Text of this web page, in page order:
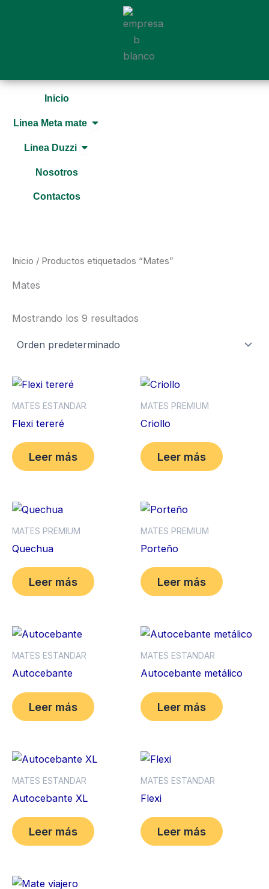
Inicio
Linea Meta mate Open Linea Meta mate
Linea Duzzi Open Linea Duzzi
Nosotros
Contactos
Inicio / Productos etiquetados “Mates”
Mates
Mostrando los 9 resultados
MATES ESTANDAR
Flexi tereré
Leer más
MATES PREMIUM
Criollo
Leer más
MATES PREMIUM
Quechua
Leer más
MATES PREMIUM
Porteño
Leer más
MATES ESTANDAR
Autocebante
Leer más
MATES ESTANDAR
Autocebante metálico
Leer más
MATES ESTANDAR
Autocebante XL
Leer más
MATES ESTANDAR
Flexi
Leer más